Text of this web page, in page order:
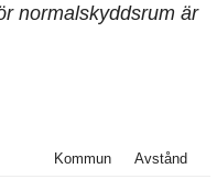
normalskyddsrum är
Kommun Avstånd